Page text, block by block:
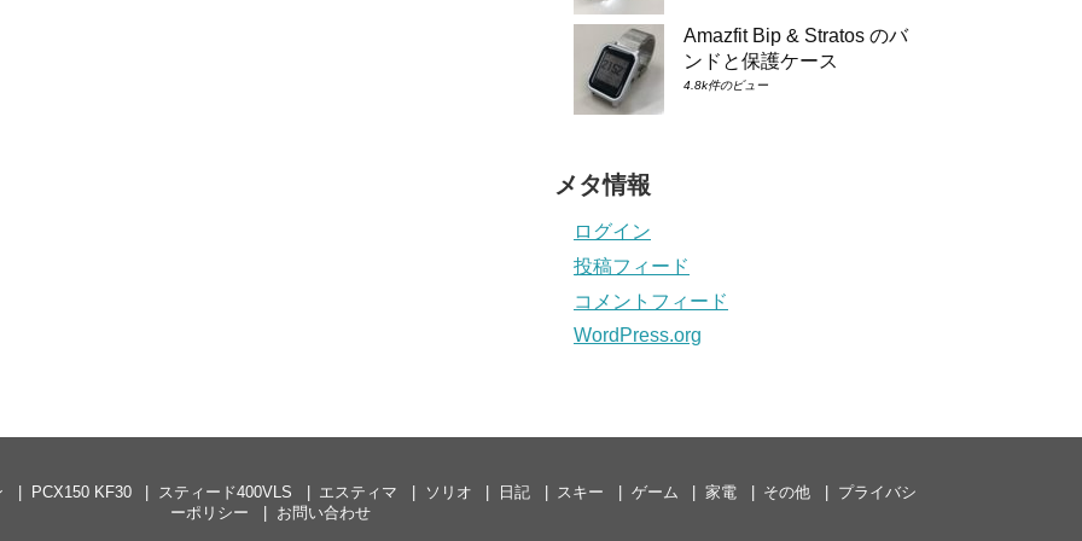
Amazfit Bip & Stratos のバ
ンドと保護ケース
4.8k件のビュー
メタ情報
ログイン
投稿フィード
コメントフィード
WordPress.org
PCX150 KF30 スティード400VLS エスティマ ソリオ 日記 スキー ゲーム 家電 その他
プライバシ
ーポリシー
お問い合わせ